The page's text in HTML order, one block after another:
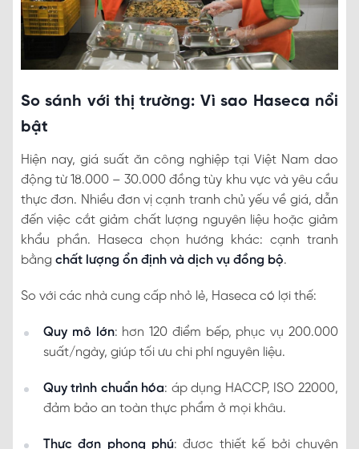
So sánh với thị trường: Vì sao Haseca nổi
bật
Hiện nay, giá suất ăn công nghiệp tại Việt Nam dao
động từ 18.000 – 30.000 đồng tùy khu vực và yêu cầu
thực đơn. Nhiều đơn vị cạnh tranh chủ yếu về giá, dẫn
đến việc cắt giảm chất lượng nguyên liệu hoặc giảm
khẩu phần. Haseca chọn hướng khác: cạnh tranh
bằng chất lượng ổn định và dịch vụ đồng bộ.
So với các nhà cung cấp nhỏ lẻ, Haseca có lợi thế:
Quy mô lớn: hơn 120 điểm bếp, phục vụ 200.000
suất/ngày, giúp tối ưu chi phí nguyên liệu.
Quy trình chuẩn hóa: áp dụng HACCP, ISO 22000,
đảm bảo an toàn thực phẩm ở mọi khâu.
Thực đơn phong phú: được thiết kế bởi chuyên